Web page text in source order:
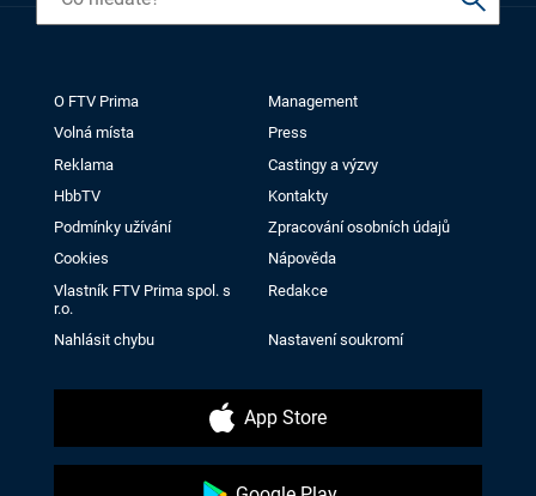
O FTV Prima
Management
Volná místa
Press
Reklama
Castingy a výzvy
HbbTV
Kontakty
Podmínky užívání
Zpracování osobních údajů
Cookies
Nápověda
Vlastník FTV Prima spol. s
r.o.
Redakce
Nahlásit chybu Nastavení soukromí
App Store